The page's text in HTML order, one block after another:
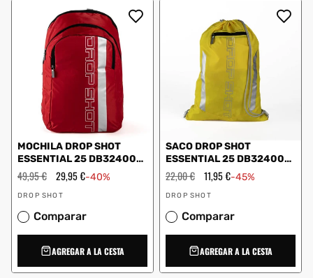
MOCHILA DROP SHOT
ESSENTIAL 25 DB324002
ROJO
Precio
habitual
49,95 € Precio
oferta
29,95 €-40%
Proveedor:
DROP SHOT
Comparar
AGREGAR A LA CESTA
SACO DROP SHOT
ESSENTIAL 25 DB324003
AMARILLO
Precio
habitual
22,00 € Precio
de
oferta
11,95 €-45%
Proveedor:
DROP SHOT
Comparar
AGREGAR A LA CESTA